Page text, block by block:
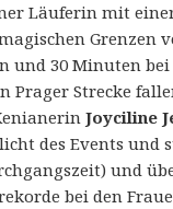
Läuferin mit
Grenzen
und 30 Minuten
Prager Strecke
Joyciline
des Events und
und
bei den